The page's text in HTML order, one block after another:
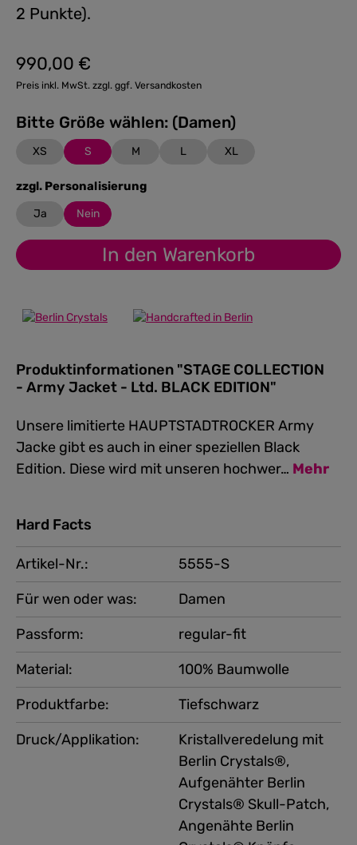
2 Punkte).
Regulärer Preis:
990,00 €
Preis inkl. MwSt. zzgl. ggf. Versandkosten
Bitte Größe wählen: (Damen)
XS S M L XL
zzgl. Personalisierungauswählen
Ja Nein
In den Warenkorb
Produktinformationen "STAGE COLLECTION
- Army Jacket - Ltd. BLACK EDITION"
Unsere limitierte HAUPTSTADTROCKER Army
Jacke gibt es auch in einer speziellen Black
Edition. Diese wird mit unseren hochwer… Mehr
Hard Facts
Artikel-Nr.:
5555-S
Für wen oder was:
Damen
Produktfarbe: Tiefschwarz
Material: 100% Baumwolle
Druck/Applikation:
Kristallveredelung mit
Berlin Crystals®,
Aufgenähter Berlin
Crystals® Skull-Patch,
Angenähte Berlin
Passform: regular-fit